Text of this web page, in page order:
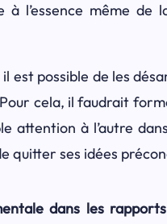
l’essence même de
est possible de les
cela, il faudrait
attention à l’autre
quitter ses idées
dans les